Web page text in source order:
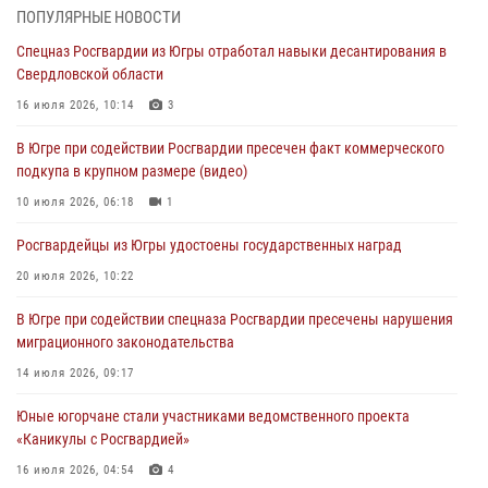
Военнослужащие Росгвардии сбили дрон-разведчик ВСУ на южном
направлении
Офицеры Росгвардии и ветераны войск правопорядка почтили
память генерала армии Ивана Кирилловича Яковлева
В Югре при силовой поддержке ОМОН Росгвардии задержаны
06 августа 2026, 09:07 2 1
Урайский отдел вневедомственной охраны Росгвардии отмечает
05 августа 2026, 12:01 3
ПОПУЛЯРНЫЕ НОВОСТИ
Спецназ Росгвардии из Югры отработал навыки десантирования в
Свердловской области
16 июля 2026, 10:14 3
В Югре при содействии Росгвардии пресечен факт коммерческого
подкупа в крупном размере (видео)
10 июля 2026, 06:18 1
Росгвардейцы из Югры удостоены государственных наград
20 июля 2026, 10:22
В Югре при содействии спецназа Росгвардии пресечены нарушения
миграционного законодательства
14 июля 2026, 09:17
Юные югорчане стали участниками ведомственного проекта
«Каникулы с Росгвардией»
16 июля 2026, 04:54 4